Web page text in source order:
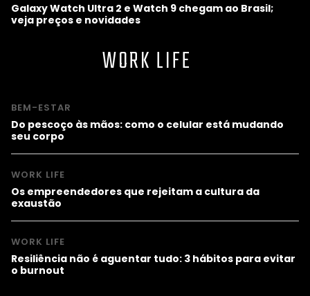
Galaxy Watch Ultra 2 e Watch 9 chegam ao Brasil;
veja preços e novidades
WORK LIFE
BEM-ESTAR
Do pescoço às mãos: como o celular está mudando
seu corpo
WORK LIFE
Os empreendedores que rejeitam a cultura da
exaustão
WORK LIFE
Resiliência não é aguentar tudo: 3 hábitos para evitar
o burnout